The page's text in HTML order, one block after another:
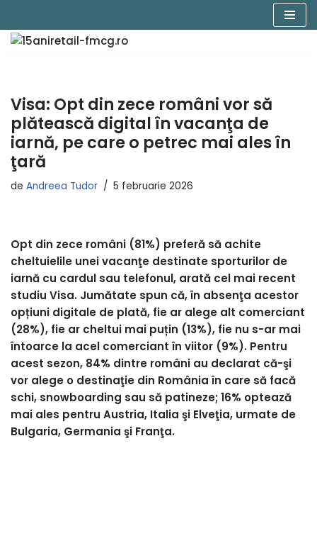
Sari
Visa: Opt din zece români vor să
plătească digital în vacanţa de
iarnă, pe care o petrec mai ales în
ţară
de Andreea Tudor 5 februarie 2026
Opt din zece români (81%) preferă să achite
cheltuielile unei vacanţe destinate sporturilor de
iarnă cu cardul sau telefonul, arată cel mai recent
studiu Visa. Jumătate spun că, în absenţa acestor
opțiuni digitale de plată, fie ar alege alt comerciant
(28%), fie ar cheltui mai puțin (13%), fie nu s-ar mai
întoarce la acel comerciant în viitor (9%). Pentru
acest sezon, 84% dintre români au declarat că-şi
vor alege o destinaţie din România în care să facă
schi, snowboarding sau să patineze; 16% optează
mai ales pentru Austria, Italia şi Elveţia, urmate de
Bulgaria, Germania şi Franţa.